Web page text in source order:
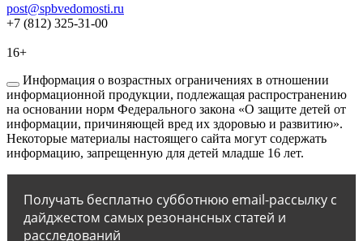
post@spbvedomosti.ru
+7 (812) 325-31-00
16+
Информация о возрастных ограничениях в отношении
информационной продукции, подлежащая распространению
на основании норм Федерального закона «О защите детей от
информации, причиняющей вред их здоровью и развитию».
Некоторые материалы настоящего сайта могут содержать
информацию, запрещенную для детей младше 16 лет.
Получать бесплатно субботнюю email-рассылку с
дайджестом самых резонансных статей и
расследований